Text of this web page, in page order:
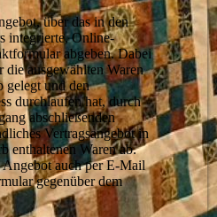
über das in den
integrierte, Online-
abgeben. Dabei
die ausgewählten Waren
gelegt und den
durchlaufen hat, durch
abschließenden
Vertragsangebot in
enthaltenen Waren ab.
Angebot auch per E-Mail
gegenüber dem